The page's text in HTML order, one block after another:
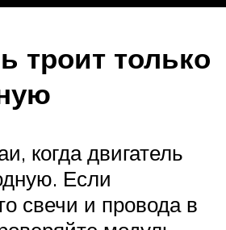
троит только
когда двигатель
Если
свечи и провода в